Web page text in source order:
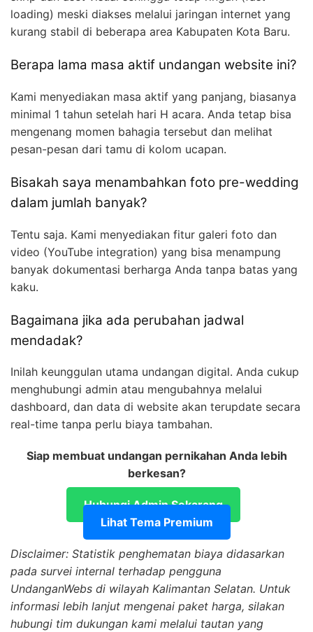
loading) meski diakses melalui jaringan internet yang
kurang stabil di beberapa area Kabupaten Kota Baru.
Berapa lama masa aktif undangan website ini?
Kami menyediakan masa aktif yang panjang, biasanya
minimal 1 tahun setelah hari H acara. Anda tetap bisa
mengenang momen bahagia tersebut dan melihat
pesan-pesan dari tamu di kolom ucapan.
Bisakah saya menambahkan foto pre-wedding
dalam jumlah banyak?
Tentu saja. Kami menyediakan fitur galeri foto dan
video (YouTube integration) yang bisa menampung
banyak dokumentasi berharga Anda tanpa batas yang
kaku.
Bagaimana jika ada perubahan jadwal
mendadak?
Inilah keunggulan utama undangan digital. Anda cukup
menghubungi admin atau mengubahnya melalui
dashboard, dan data di website akan terupdate secara
real-time tanpa perlu biaya tambahan.
Siap membuat undangan pernikahan Anda lebih
berkesan?
Hubungi Admin Sekarang
Lihat Tema Premium
Disclaimer: Statistik penghematan biaya didasarkan
pada survei internal terhadap pengguna
UndanganWebs di wilayah Kalimantan Selatan. Untuk
informasi lebih lanjut mengenai paket harga, silakan
hubungi tim dukungan kami melalui tautan yang